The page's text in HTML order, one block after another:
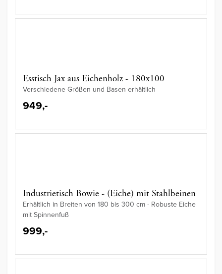
Esstisch Jax aus Eichenholz - 180x100
Verschiedene Größen und Basen erhältlich
949,-
Industrietisch Bowie - (Eiche) mit Stahlbeinen
Erhältlich in Breiten von 180 bis 300 cm - Robuste Eiche
mit Spinnenfuß
999,-